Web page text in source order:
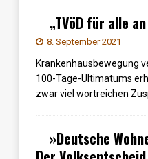
„TVöD für alle
8. September 2021
Krankenhausbewegung
100-Tage-Ultimatums
zwar viel wortreichen
»Deutsche